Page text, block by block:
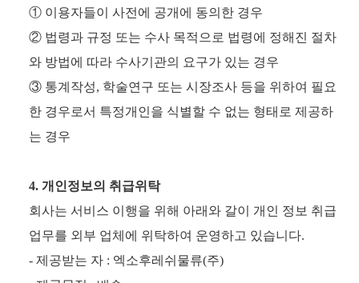
① 이용자들이 사전에 공개에 동의한 경우
② 법령과 규정 또는 수사 목적으로 법령에 정해진 절차
와 방법에 따라 수사기관의 요구가 있는 경우
③ 통계작성, 학술연구 또는 시장조사 등을 위하여 필요
한 경우로서 특정개인을 식별할 수 없는 형태로 제공하
는 경우
4. 개인정보의 취급위탁
회사는 서비스 이행을 위해 아래와 갈이 개인 정보 취급
업무를 외부 업체에 위탁하여 운영하고 있습니다.
- 제공받는 자 : 엑소후레쉬물류(주)